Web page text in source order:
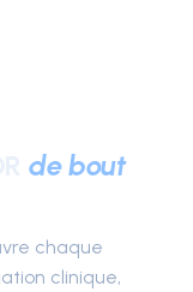
de bout
chaque
clinique,